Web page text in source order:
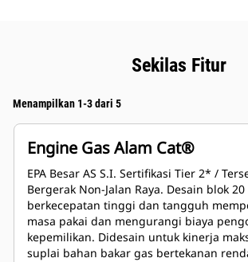
Sekilas Fitur
Menampilkan 1-3 dari 5
Engine Gas Alam Cat®
EPA Besar AS S.I. Sertifikasi Tier 2* /
Bergerak Non-Jalan Raya. Desain blok
berkecepatan tinggi dan tangguh
masa pakai dan mengurangi biaya
kepemilikan. Didesain untuk kinerja
suplai bahan bakar gas bertekanan